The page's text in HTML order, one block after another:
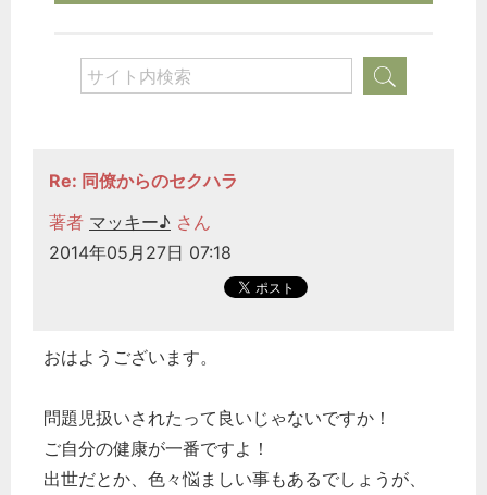
Re: 同僚からのセクハラ
著者 マッキー♪ さん
2014年05月27日 07:18
おはようございます。
問題児扱いされたって良いじゃないですか！
ご自分の健康が一番ですよ！
出世だとか、色々悩ましい事もあるでしょうが、